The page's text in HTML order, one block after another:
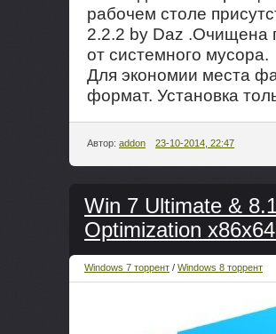
рабочем столе
2.2.2 by Daz .Очищена
от системного мусора.
Для экономии места
формат. Установка
Автор: addon 23-10-2014, 22:47
Win 7 Ultimate &
Optimization
Windows 7 торрент / Windows 8 торрент